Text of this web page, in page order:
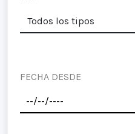
FECHA DESDE